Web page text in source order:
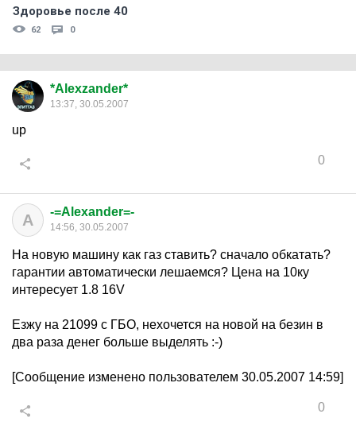
Здоровье после 40
62 0
*Alexzander*
13:37, 30.05.2007
up
0
A -=Alexander=-
14:56, 30.05.2007
На новую машину как газ ставить? сначало обкатать?
гарантии автоматически лешаемся? Цена на 10ку
интересует 1.8 16V
Езжу на 21099 c ГБО, нехочется на новой на безин в
два раза денег больше выделять :-)
[Сообщение изменено пользователем 30.05.2007 14:59]
0